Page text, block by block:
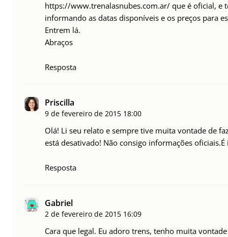
https://www.trenalasnubes.com.ar/ que é oficial, e
informando as datas disponíveis e os preços para
Entrem lá.
Abraços
Resposta
Priscilla
9 de fevereiro de 2015 18:00
Olá! Li seu relato e sempre tive muita vontade de
está desativado! Não consigo informações oficiais.É
Resposta
Gabriel
2 de fevereiro de 2015 16:09
Cara que legal. Eu adoro trens, tenho muita